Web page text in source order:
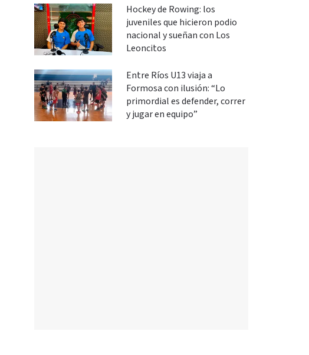
Hockey de Rowing: los
juveniles que hicieron podio
nacional y sueñan con Los
Leoncitos
Entre Ríos U13 viaja a
Formosa con ilusión: “Lo
primordial es defender, correr
y jugar en equipo”